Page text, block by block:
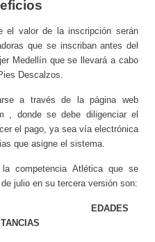
el valor de la inscripción serán
que se inscriban antes del
Medellín que se llevará a cabo
Descalzos.
a través de la página web
, donde se debe diligenciar el
el pago, ya sea vía electrónica
que asigne el sistema.
competencia Atlética que se
julio en su tercera versión son:
EDADES